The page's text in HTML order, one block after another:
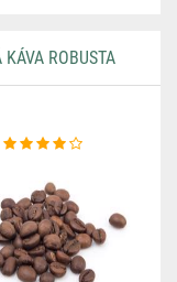
ROBUSTA